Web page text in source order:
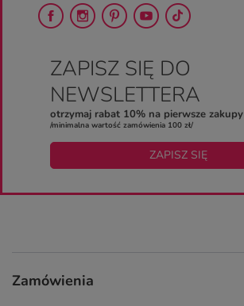
ZAPISZ SIĘ DO
NEWSLETTERA
otrzymaj rabat 10% na pierwsze zakupy
/minimalna wartość zamówienia 100 zł/
ZAPISZ SIĘ
Zamówienia